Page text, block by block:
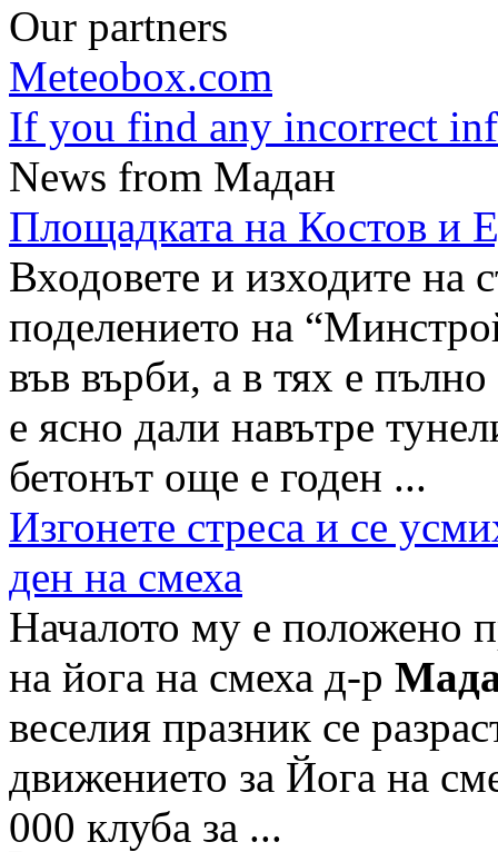
Our partners
Meteobox.com
If you find any incorrect
News from Мадан
Площадката на Костов и
Входовете и изходите на
поделението на
във върби, а в тях е
е ясно дали навътре
бетонът още е годен ...
Изгонете стреса и се
ден на смеха
Началото му е положено
на йога на смеха д-р
веселия празник се
движението за Йога на
000 клуба за ...